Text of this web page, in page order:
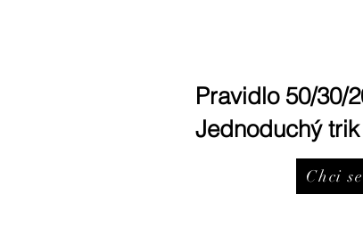
Pravidlo 50/30/
Jednoduchý
Chci